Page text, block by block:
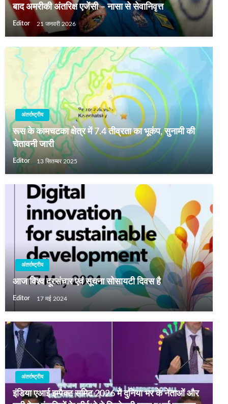
बाद अमरीकी अंतरिक्ष एजेंसी – नासा से सेवानिवृत्त
Editor 21 जनवरी 2026
अंतर्राष्ट्रीय
रूस के कामचटका क्षेत्र में 7.4 तीव्रता का भूकंप, सुनामी की
चेतावनी जारी
Editor 13 सितम्बर 2025
अंतर्राष्ट्रीय
आज विश्‍व दूरसंचार एवं सूचना सोसायटी दिवस है
Editor 17 मई 2024
अंतर्राष्ट्रीय
इंडिया एआई इम्पैक्ट समिट 2026 में दुनिया भर के नेताओं और